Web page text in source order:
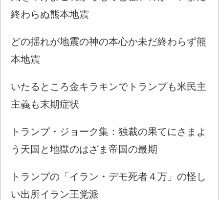
終わらぬ熊本地震
どの揺れが地震の神の本心か未だ終わらず熊
本地震
いたるところ金キラキンでトランプも米民主
主義も末期症状
トランプ・ジョーク集：独裁の果てにさまよ
う天国と地獄のはざま帝国の最期
トランプの「イラン・デモ死者４万」の怪し
い出所イラン王党派